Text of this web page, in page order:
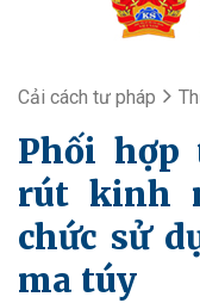
Cải cách tư pháp
Phối hợp
rút kinh
chức sử
ma túy